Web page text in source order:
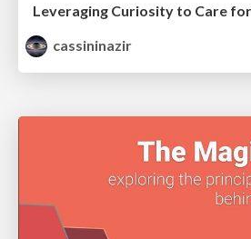
cassininazir